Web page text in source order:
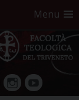
Menu
Instagram
YouTube